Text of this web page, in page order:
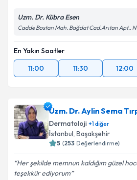
Uzm. Dr. Kübra Esen
Cadde Bostan Mah. Bağdat Cad.Arıtan Apt..
En Yakın Saatler
11:00
11:30 12:00
Uzm. Dr. Aylin Sema
Dermatoloji +1diğer
İstanbul, Başakşehir
5 (253 Değerlendirme)
Her şekilde memnun kaldığım güzel
teşekkür ediyorum